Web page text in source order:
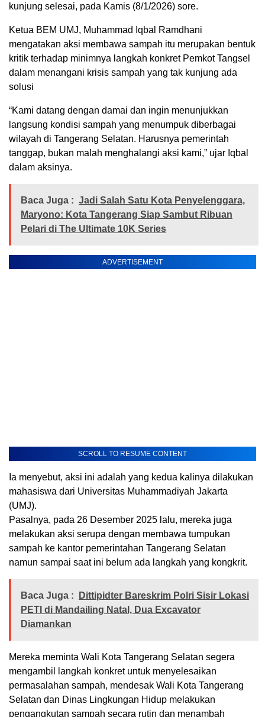
kunjung selesai, pada Kamis (8/1/2026) sore.
Ketua BEM UMJ, Muhammad Iqbal Ramdhani
mengatakan aksi membawa sampah itu merupakan bentuk
kritik terhadap minimnya langkah konkret Pemkot Tangsel
dalam menangani krisis sampah yang tak kunjung ada
solusi
“Kami datang dengan damai dan ingin menunjukkan
langsung kondisi sampah yang menumpuk diberbagai
wilayah di Tangerang Selatan. Harusnya pemerintah
tanggap, bukan malah menghalangi aksi kami,” ujar Iqbal
dalam aksinya.
Baca Juga : Jadi Salah Satu Kota Penyelenggara,
Maryono: Kota Tangerang Siap Sambut Ribuan
Pelari di The Ultimate 10K Series
ADVERTISEMENT
SCROLL TO RESUME CONTENT
Ia menyebut, aksi ini adalah yang kedua kalinya dilakukan
mahasiswa dari Universitas Muhammadiyah Jakarta
(UMJ).
Pasalnya, pada 26 Desember 2025 lalu, mereka juga
melakukan aksi serupa dengan membawa tumpukan
sampah ke kantor pemerintahan Tangerang Selatan
namun sampai saat ini belum ada langkah yang kongkrit.
Baca Juga :
Dittipidter Bareskrim Polri Sisir Lokasi
PETI di Mandailing Natal, Dua Excavator
Diamankan
Mereka meminta Wali Kota Tangerang Selatan segera
mengambil langkah konkret untuk menyelesaikan
permasalahan sampah, mendesak Wali Kota Tangerang
Selatan dan Dinas Lingkungan Hidup melakukan
pengangkutan sampah secara rutin dan menambah